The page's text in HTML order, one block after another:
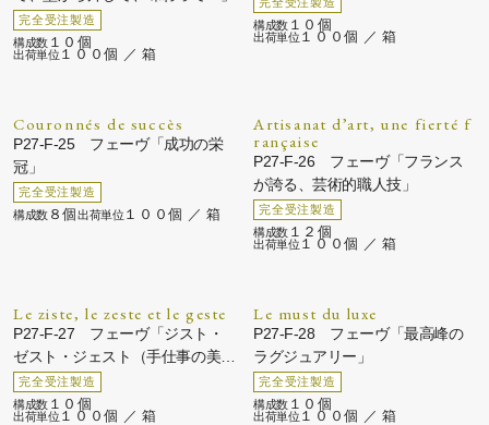
１０個
１００個 ／ 箱
１０個
１００個 ／ 箱
Couronnés de succès
P27-F-25 フェーヴ「成功の栄
冠」
８個 １００個 ／ 箱
Artisanat d’art, une fierté f
rançaise
P27-F-26 フェーヴ「フランス
が誇る、芸術的職人技」
１２個
１００個 ／ 箱
Le ziste, le zeste et le geste
P27-F-27 フェーヴ「ジスト・
ゼスト・ジェスト（手仕事の美
学）」
１０個
１００個 ／ 箱
Le must du luxe
P27-F-28 フェーヴ「最高峰の
ラグジュアリー」
１０個
１００個 ／ 箱